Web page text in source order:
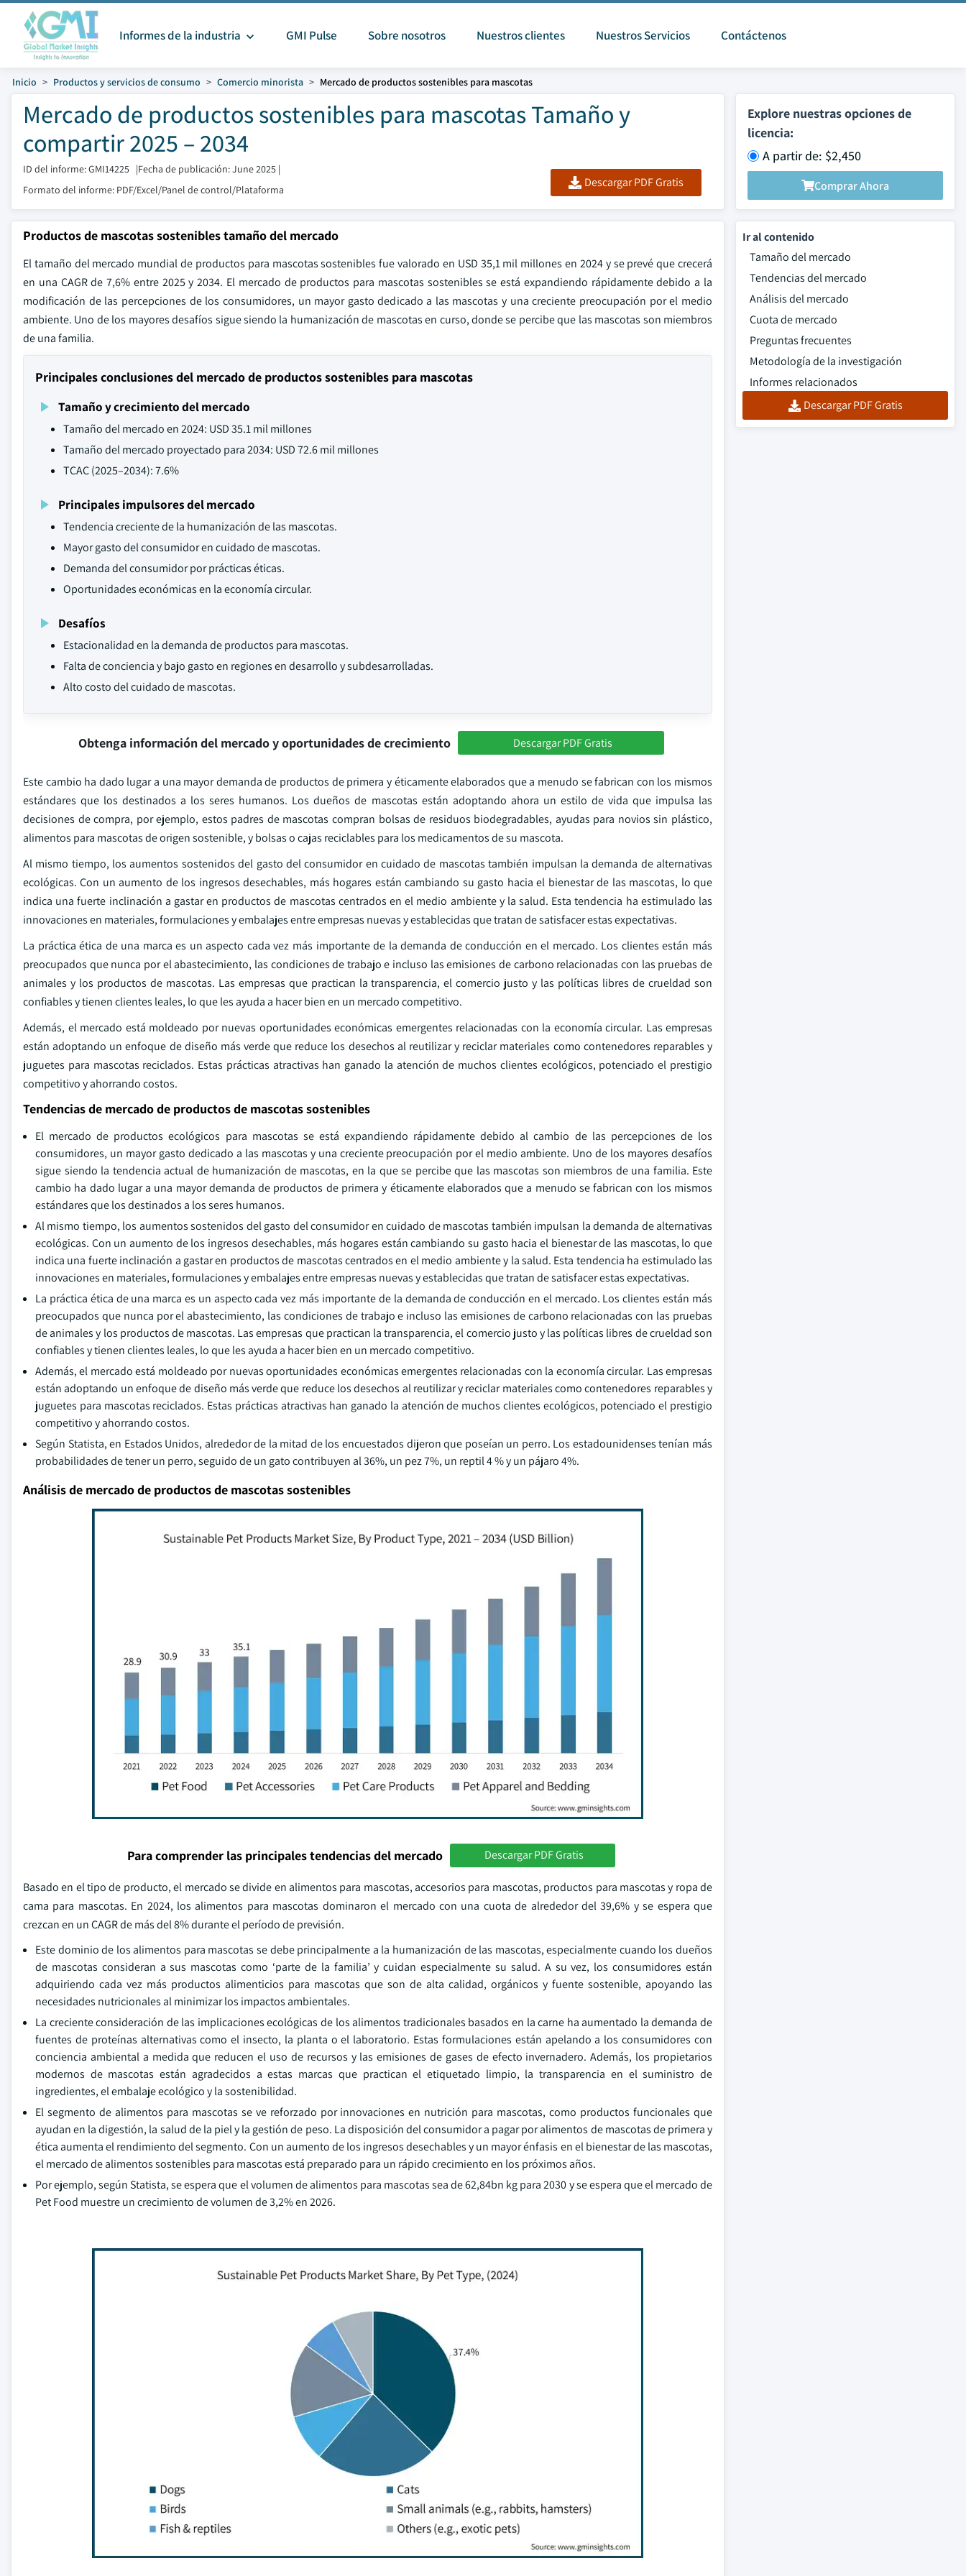
Informes de la industria GMI Pulse Sobre nosotros Nuestros clientes Nuestros Servicios Contáctenos
Inicio Productos y servicios de consumo Comercio minorista Mercado de productos sostenibles para mascotas
Mercado de productos sostenibles para mascotas Tamaño y
compartir 2025 – 2034
ID del informe: GMI14225 |Fecha de publicación: June 2025 |
Formato del informe: PDF/Excel/Panel de control/Plataforma
Descargar PDF Gratis
Explore nuestras opciones de
licencia:
A partir de: $2,450
Comprar Ahora
Productos de mascotas sostenibles tamaño del mercado
El tamaño del mercado mundial de productos para mascotas sostenibles fue valorado en USD 35,1 mil millones en 2024 y se prevé que crecerá
en una CAGR de 7,6% entre 2025 y 2034. El mercado de productos para mascotas sostenibles se está expandiendo rápidamente debido a la
modificación de las percepciones de los consumidores, un mayor gasto dedicado a las mascotas y una creciente preocupación por el medio
ambiente. Uno de los mayores desafíos sigue siendo la humanización de mascotas en curso, donde se percibe que las mascotas son miembros
de una familia.
Principales conclusiones del mercado de productos sostenibles para mascotas
Tamaño y crecimiento del mercado
Tamaño del mercado en 2024: USD 35.1 mil millones
Tamaño del mercado proyectado para 2034: USD 72.6 mil millones
TCAC (2025–2034): 7.6%
Principales impulsores del mercado
Tendencia creciente de la humanización de las mascotas.
Mayor gasto del consumidor en cuidado de mascotas.
Demanda del consumidor por prácticas éticas.
Oportunidades económicas en la economía circular.
Desafíos
Estacionalidad en la demanda de productos para mascotas.
Falta de conciencia y bajo gasto en regiones en desarrollo y subdesarrolladas.
Alto costo del cuidado de mascotas.
Obtenga información del mercado y oportunidades de crecimiento Descargar PDF Gratis
Este cambio ha dado lugar a una mayor demanda de productos de primera y éticamente elaborados que a menudo se fabrican con los mismos
estándares que los destinados a los seres humanos. Los dueños de mascotas están adoptando ahora un estilo de vida que impulsa las
decisiones de compra, por ejemplo, estos padres de mascotas compran bolsas de residuos biodegradables, ayudas para novios sin plástico,
alimentos para mascotas de origen sostenible, y bolsas o cajas reciclables para los medicamentos de su mascota.
Al mismo tiempo, los aumentos sostenidos del gasto del consumidor en cuidado de mascotas también impulsan la demanda de alternativas
ecológicas. Con un aumento de los ingresos desechables, más hogares están cambiando su gasto hacia el bienestar de las mascotas, lo que
indica una fuerte inclinación a gastar en productos de mascotas centrados en el medio ambiente y la salud. Esta tendencia ha estimulado las
innovaciones en materiales, formulaciones y embalajes entre empresas nuevas y establecidas que tratan de satisfacer estas expectativas.
La práctica ética de una marca es un aspecto cada vez más importante de la demanda de conducción en el mercado. Los clientes están más
preocupados que nunca por el abastecimiento, las condiciones de trabajo e incluso las emisiones de carbono relacionadas con las pruebas de
animales y los productos de mascotas. Las empresas que practican la transparencia, el comercio justo y las políticas libres de crueldad son
confiables y tienen clientes leales, lo que les ayuda a hacer bien en un mercado competitivo.
Además, el mercado está moldeado por nuevas oportunidades económicas emergentes relacionadas con la economía circular. Las empresas
están adoptando un enfoque de diseño más verde que reduce los desechos al reutilizar y reciclar materiales como contenedores reparables y
juguetes para mascotas reciclados. Estas prácticas atractivas han ganado la atención de muchos clientes ecológicos, potenciado el prestigio
competitivo y ahorrando costos.
Tendencias de mercado de productos de mascotas sostenibles
El mercado de productos ecológicos para mascotas se está expandiendo rápidamente debido al cambio de las percepciones de los
consumidores, un mayor gasto dedicado a las mascotas y una creciente preocupación por el medio ambiente. Uno de los mayores desafíos
sigue siendo la tendencia actual de humanización de mascotas, en la que se percibe que las mascotas son miembros de una familia. Este
cambio ha dado lugar a una mayor demanda de productos de primera y éticamente elaborados que a menudo se fabrican con los mismos
estándares que los destinados a los seres humanos.
Al mismo tiempo, los aumentos sostenidos del gasto del consumidor en cuidado de mascotas también impulsan la demanda de alternativas
ecológicas. Con un aumento de los ingresos desechables, más hogares están cambiando su gasto hacia el bienestar de las mascotas, lo que
indica una fuerte inclinación a gastar en productos de mascotas centrados en el medio ambiente y la salud. Esta tendencia ha estimulado las
innovaciones en materiales, formulaciones y embalajes entre empresas nuevas y establecidas que tratan de satisfacer estas expectativas.
La práctica ética de una marca es un aspecto cada vez más importante de la demanda de conducción en el mercado. Los clientes están más
preocupados que nunca por el abastecimiento, las condiciones de trabajo e incluso las emisiones de carbono relacionadas con las pruebas
de animales y los productos de mascotas. Las empresas que practican la transparencia, el comercio justo y las políticas libres de crueldad son
confiables y tienen clientes leales, lo que les ayuda a hacer bien en un mercado competitivo.
Además, el mercado está moldeado por nuevas oportunidades económicas emergentes relacionadas con la economía circular. Las empresas
están adoptando un enfoque de diseño más verde que reduce los desechos al reutilizar y reciclar materiales como contenedores reparables y
juguetes para mascotas reciclados. Estas prácticas atractivas han ganado la atención de muchos clientes ecológicos, potenciado el prestigio
competitivo y ahorrando costos.
Según Statista, en Estados Unidos, alrededor de la mitad de los encuestados dijeron que poseían un perro. Los estadounidenses tenían más
probabilidades de tener un perro, seguido de un gato contribuyen al 36%, un pez 7%, un reptil 4 % y un pájaro 4%.
Análisis de mercado de productos de mascotas sostenibles
Para comprender las principales tendencias del mercado Descargar PDF Gratis
Basado en el tipo de producto, el mercado se divide en alimentos para mascotas, accesorios para mascotas, productos para mascotas y ropa de
cama para mascotas. En 2024, los alimentos para mascotas dominaron el mercado con una cuota de alrededor del 39,6% y se espera que
crezcan en un CAGR de más del 8% durante el período de previsión.
Este dominio de los alimentos para mascotas se debe principalmente a la humanización de las mascotas, especialmente cuando los dueños
de mascotas consideran a sus mascotas como ‘parte de la familia’ y cuidan especialmente su salud. A su vez, los consumidores están
adquiriendo cada vez más productos alimenticios para mascotas que son de alta calidad, orgánicos y fuente sostenible, apoyando las
necesidades nutricionales al minimizar los impactos ambientales.
La creciente consideración de las implicaciones ecológicas de los alimentos tradicionales basados en la carne ha aumentado la demanda de
fuentes de proteínas alternativas como el insecto, la planta o el laboratorio. Estas formulaciones están apelando a los consumidores con
conciencia ambiental a medida que reducen el uso de recursos y las emisiones de gases de efecto invernadero. Además, los propietarios
modernos de mascotas están agradecidos a estas marcas que practican el etiquetado limpio, la transparencia en el suministro de
ingredientes, el embalaje ecológico y la sostenibilidad.
El segmento de alimentos para mascotas se ve reforzado por innovaciones en nutrición para mascotas, como productos funcionales que
ayudan en la digestión, la salud de la piel y la gestión de peso. La disposición del consumidor a pagar por alimentos de mascotas de primera y
ética aumenta el rendimiento del segmento. Con un aumento de los ingresos desechables y un mayor énfasis en el bienestar de las mascotas,
el mercado de alimentos sostenibles para mascotas está preparado para un rápido crecimiento en los próximos años.
Por ejemplo, según Statista, se espera que el volumen de alimentos para mascotas sea de 62,84bn kg para 2030 y se espera que el mercado de
Pet Food muestre un crecimiento de volumen de 3,2% en 2026.
Ir al contenido
Tamaño del mercado
Tendencias del mercado
Análisis del mercado
Cuota de mercado
Preguntas frecuentes
Metodología de la investigación
Informes relacionados
Descargar PDF Gratis